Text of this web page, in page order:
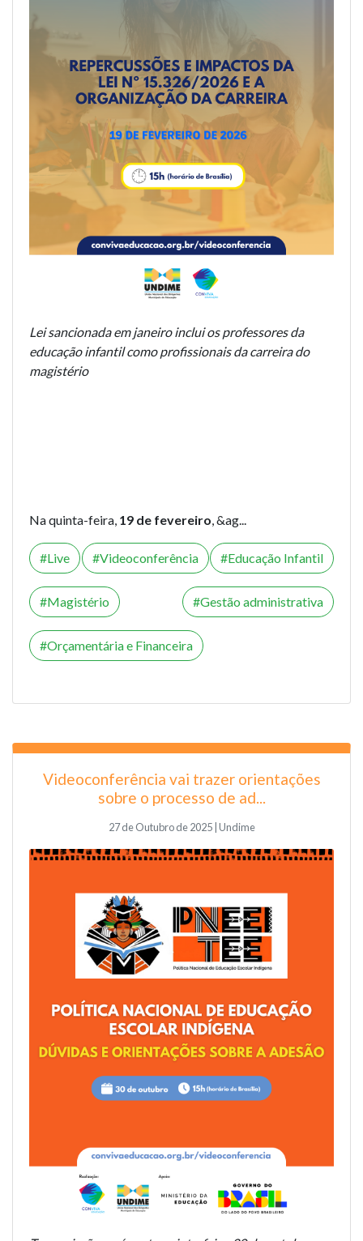
Lei sancionada em janeiro inclui os professores da
educação infantil como profissionais da carreira do
magistério
Na quinta-feira, 19 de fevereiro, &ag...
Live Videoconferência Educação Infantil
Magistério Gestão administrativa
Orçamentária e Financeira
Videoconferência vai trazer orientações
sobre o processo de ad...
27 de Outubro de 2025 | Undime